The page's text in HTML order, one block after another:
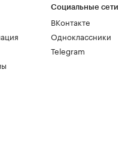
Социальные сети
ВКонтакте
Одноклассники
Telegram